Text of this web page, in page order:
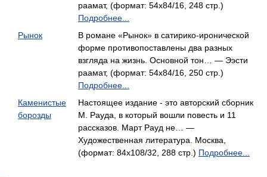
раамат, (формат: 54x84/16, 248 стр.)
Подробнее...
Рынок
В романе «Рынок» в сатирико-иронической
форме противопоставлены два разных
взгляда на жизнь. Основной тон… — Ээсти
раамат, (формат: 54x84/16, 250 стр.)
Подробнее...
Каменистые
борозды
Настоящее издание - это авторский сборник
М. Рауда, в который вошли повесть и 11
рассказов. Март Рауд не… —
Художественная литература. Москва,
(формат: 84x108/32, 288 стр.) Подробнее...